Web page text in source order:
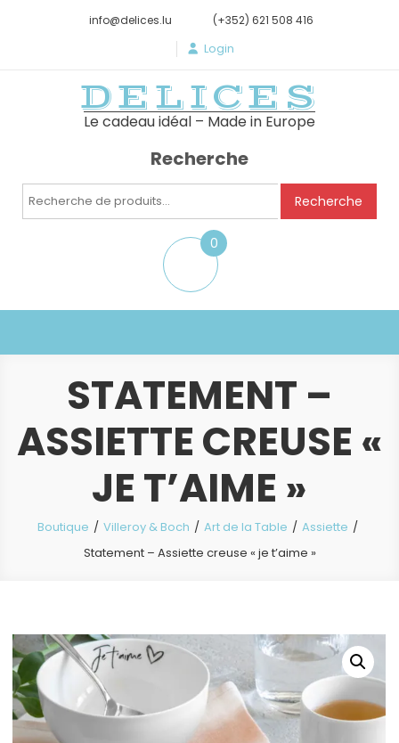
info@delices.lu (+352) 621 508 416
Login
DELICES
Le cadeau idéal – Made in Europe
Recherche
Recherche
Recherche
0
item
STATEMENT –
ASSIETTE CREUSE «
JE T’AIME »
Boutique Villeroy & Boch Art de la Table
Assiette
Statement – Assiette creuse « je t’aime »